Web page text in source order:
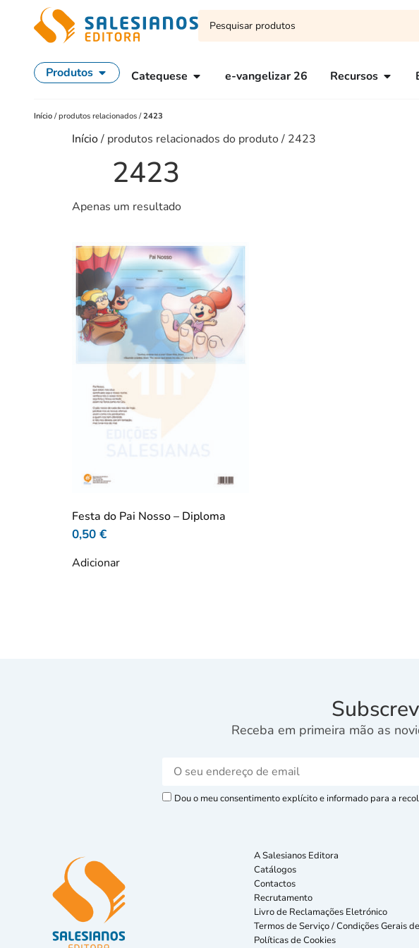
Produtos Catequese e-vangelizar 26 Recursos
Início /produtos relacionados /2423
Início/ produtos relacionados do produto / 2423
2423
Apenas um resultado
Festa do Pai Nosso – Diploma
0,50 €
Adicionar
Receba em primeira mão as
Dou o meu consentimento explícito e informado para a
A Salesianos Editora
Catálogos
Contactos
Recrutamento
Livro de Reclamações Eletrónico
Termos de Serviço / Condições Gerais
Políticas de Cookies